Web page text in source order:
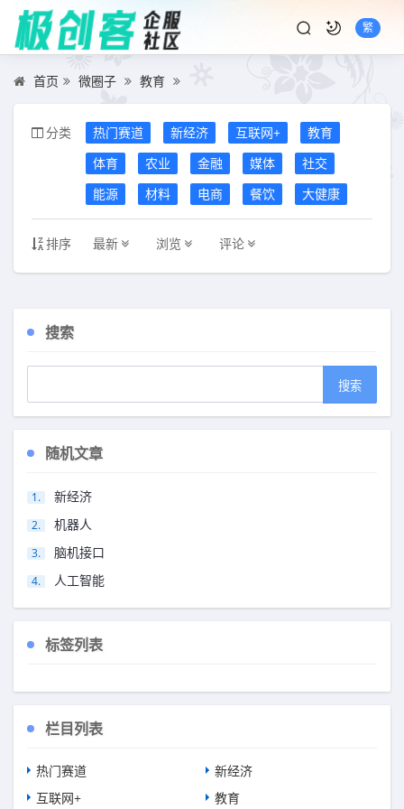
繁
首页 微圈子 教育
分类 热门赛道 新经济 互联网+
教育
体育
农业 金融 媒体
社交
能源
材料 电商 餐饮 大健康
排序 最新 浏览 评论
搜索
随机文章
新经济
机器人
脑机接口
人工智能
标签列表
栏目列表
热门赛道
新经济
互联网+
教育